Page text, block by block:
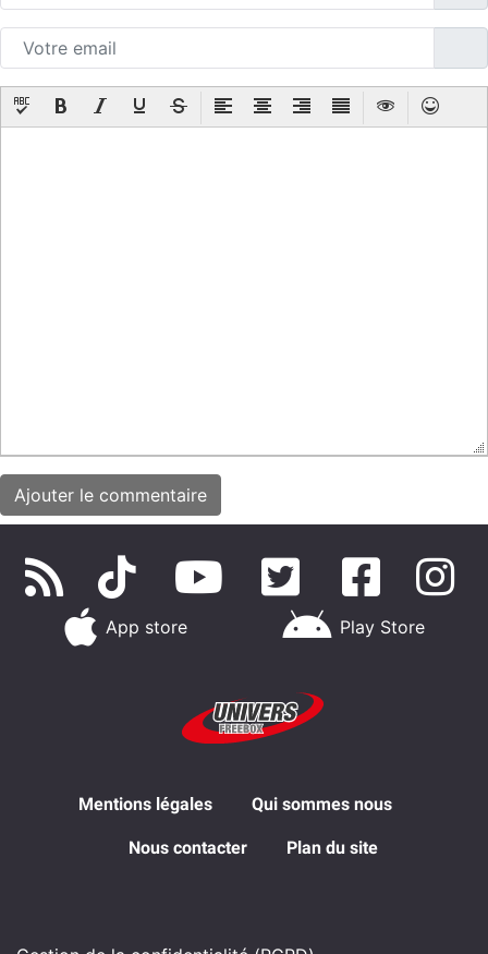
App store Play Store
Mentions légales Qui sommes nous
Nous contacter Plan du site